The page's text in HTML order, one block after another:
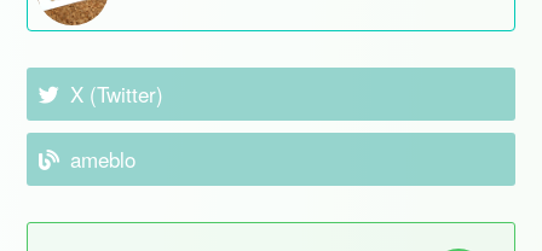
X (Twitter)
ameblo